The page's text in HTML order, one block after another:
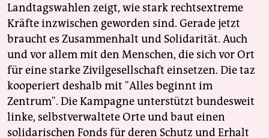
Landtagswahlen zeigt, wie stark rechtsextreme
Kräfte inzwischen geworden sind. Gerade jetzt
braucht es Zusammenhalt und Solidarität. Auch
und vor allem mit den Menschen, die sich vor Ort
für eine starke Zivilgesellschaft einsetzen. Die taz
kooperiert deshalb mit "Alles beginnt im
Zentrum". Die Kampagne unterstützt bundesweit
linke, selbstverwaltete Orte und baut einen
solidarischen Fonds für deren Schutz und Erhalt